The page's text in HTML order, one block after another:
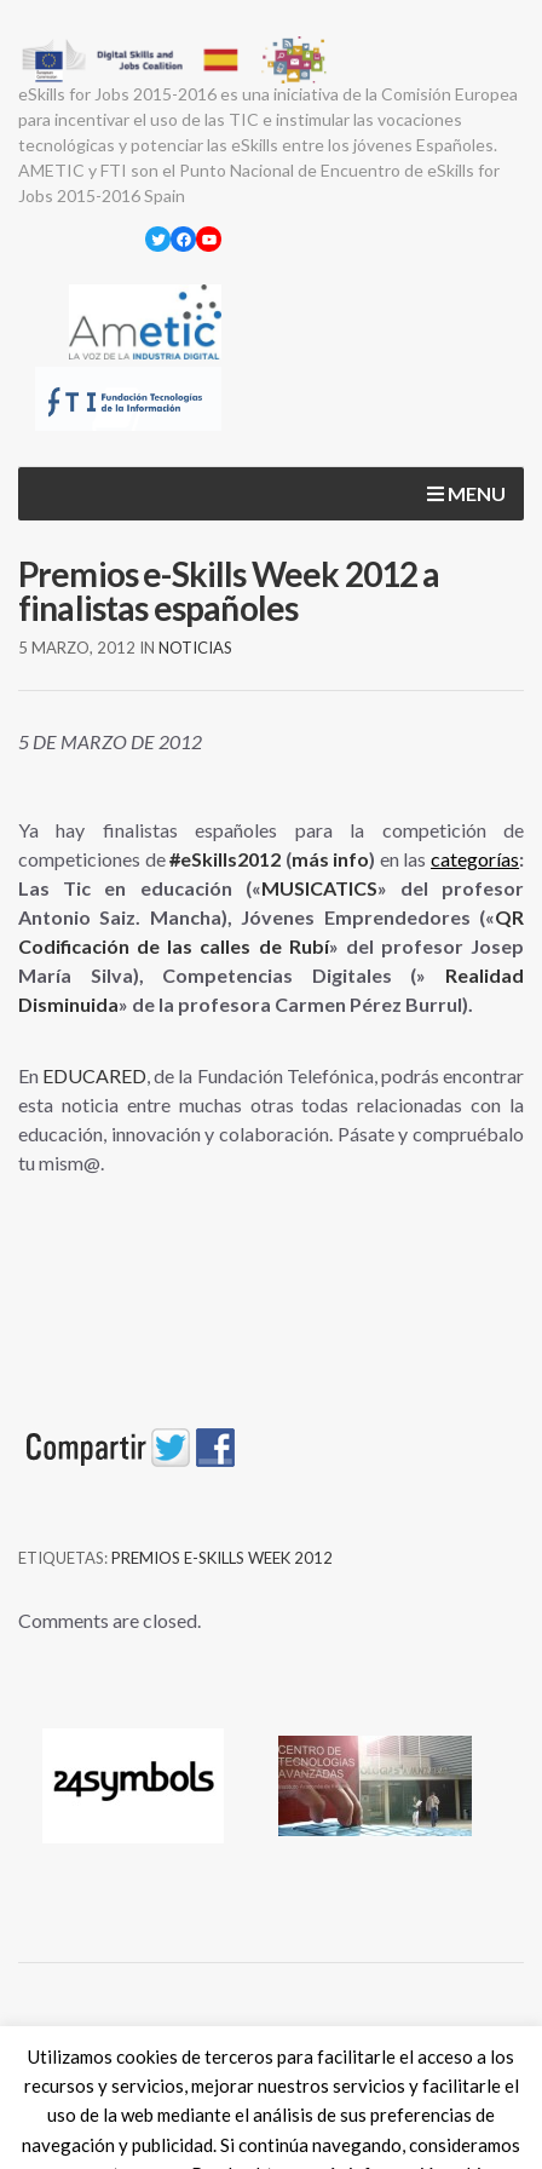
eSkills for Jobs 2015-2016 es una iniciativa de la Comisión Europea
para incentivar el uso de las TIC e instimular las vocaciones
tecnológicas y potenciar las eSkills entre los jóvenes Españoles.
AMETIC y FTI son el Punto Nacional de Encuentro de eSkills for
Jobs 2015-2016 Spain
Twitter
Facebook
YouTube
MENU
Premios e-Skills Week 2012 a
finalistas españoles
5 MARZO, 2012 IN NOTICIAS
5 DE MARZO DE 2012
Ya hay finalistas españoles para la competición de
competiciones de#eSkills2012 (más info) en lascategorías:
Las Tic en educación («MUSICATICS» del profesor
Antonio Saiz. Mancha), Jóvenes Emprendedores («QR
Codificación de las calles de Rubí» del profesor Josep
María Silva), Competencias Digitales (» Realidad
Disminuida» de la profesora Carmen Pérez Burrul).
En EDUCARED, de la Fundación Telefónica, podrás encontrar
esta noticia entre muchas otras todas relacionadas con la
educación, innovación y colaboración. Pásate y compruébalo
tu mism@.
ETIQUETAS:PREMIOS E-SKILLS WEEK 2012
Comments are closed.
Utilizamos cookies de terceros para facilitarle el acceso a los
recursos y servicios, mejorar nuestros servicios y facilitarle el
uso de la web mediante el análisis de sus preferencias de
navegación y publicidad. Si continúa navegando, consideramos